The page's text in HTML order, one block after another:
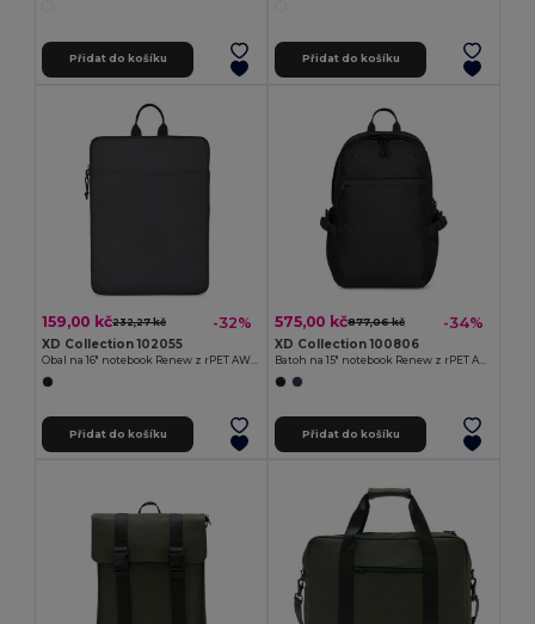
Přidat do košíku Přidat do košíku
159,00 kč232,27 kč -32%
XD Collection 102055
Obal na 16" notebook Renew z rPET AWARE™
Přidat do košíku
575,00 kč877,06 kč -34%
XD Collection 100806
Batoh na 15" notebook Renew z rPET AWARE™
Přidat do košíku